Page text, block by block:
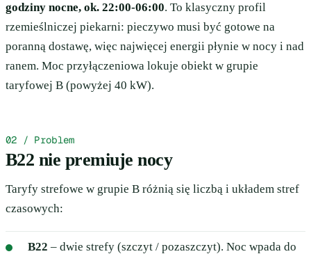
godziny nocne, ok. 22:00-06:00. To klasyczny profil
rzemieślniczej piekarni: pieczywo musi być gotowe na
poranną dostawę, więc najwięcej energii płynie w nocy i nad
ranem. Moc przyłączeniowa lokuje obiekt w grupie
taryfowej B (powyżej 40 kW).
02 / Problem
B22 nie premiuje nocy
Taryfy strefowe w grupie B różnią się liczbą i układem stref
czasowych:
B22 – dwie strefy (szczyt / pozaszczyt). Noc wpada do